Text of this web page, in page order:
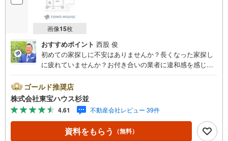
画像15枚
おすすめポイント 西股 俊
初めての家探しに不安はありませんか？長くなった家探し
に疲れていませんか？お付き合いの業者に違和感を感じて
したプロが何のしがらみもなく、お客様のが求める理想の
物件をお探しします。【資料請求、内見希望は下の問い合
わせボタンをクリックしてください】ご見学希望の物件以
外も併せてご案内させていただきます。遠慮なくご希望を
お伝えくださいませ。■ご見学について■【営業時間 9:00～
21:00】人気物件は特に問い合わせが集中するため、お早め
ゴールド推奨店
株式会社東宝ハウス杉並
4.61 不動産会社レビュー 39件
資料をもらう （無料）